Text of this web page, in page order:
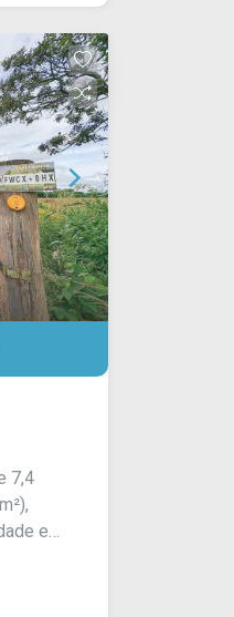
04
de 100
a
7,4
em